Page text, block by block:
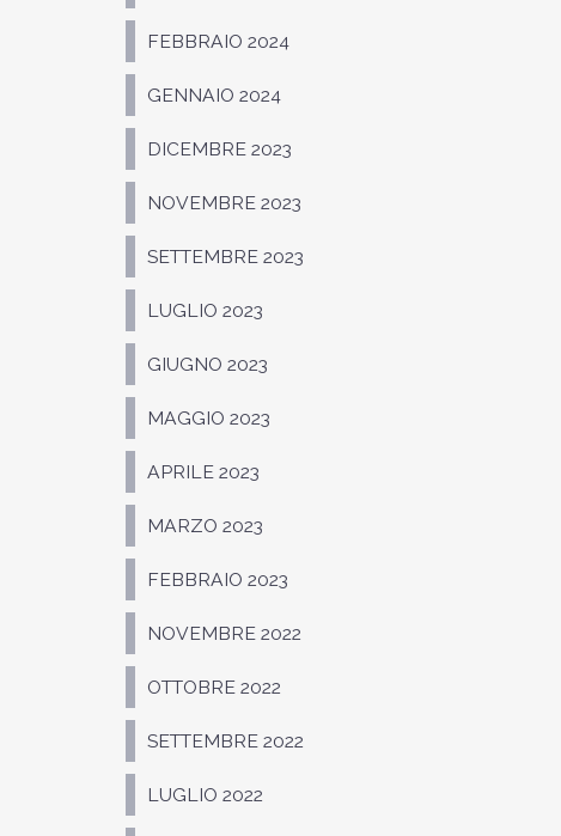
FEBBRAIO 2024
GENNAIO 2024
DICEMBRE 2023
NOVEMBRE 2023
SETTEMBRE 2023
LUGLIO 2023
GIUGNO 2023
MAGGIO 2023
APRILE 2023
MARZO 2023
FEBBRAIO 2023
NOVEMBRE 2022
OTTOBRE 2022
SETTEMBRE 2022
LUGLIO 2022